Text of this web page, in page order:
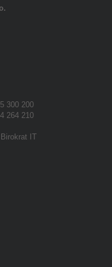
300 200
264 210
IT